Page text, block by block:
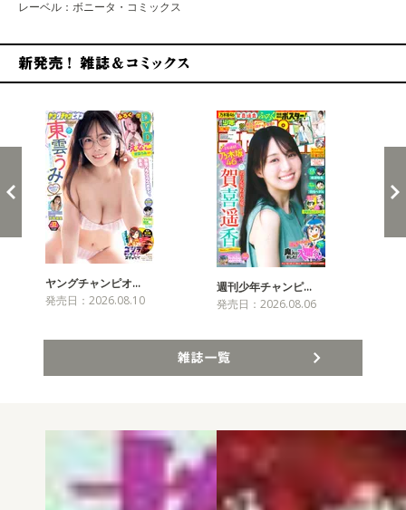
レーベル：ボニータ・コミックス
ヤングチャンピオ…
発売日：2026.08.10
週刊少年チャンピ…
発売日：2026.08.06